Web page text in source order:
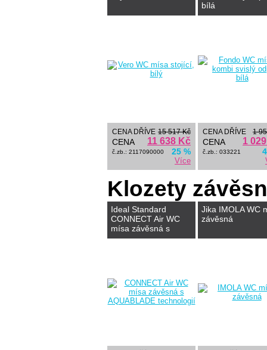
CENA DŘÍVE 15 517 Kč
CENA 11 638 Kč
č.zb.: 2117090000 25 %
Více
bílá
CENA DŘÍVE 1
CENA 1
č.zb.: 033221
Klozety
Ideal Standard
CONNECT Air WC
mísa závěsná s
AQUABLADE
Jika IMOLA WC
závěsná